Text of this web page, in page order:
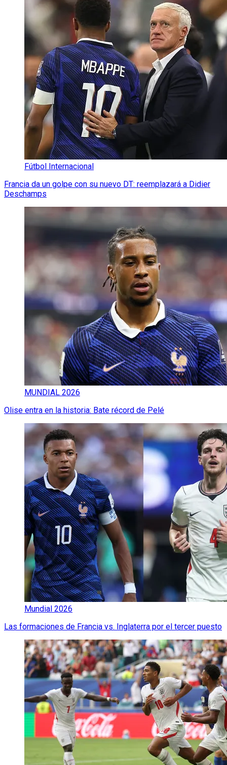
Fútbol Internacional
Francia da un golpe con su nuevo DT: reemplazará a Didier
Deschamps
MUNDIAL 2026
Olise entra en la historia: Bate récord de Pelé
Mundial 2026
Las formaciones de Francia vs. Inglaterra por el tercer puesto